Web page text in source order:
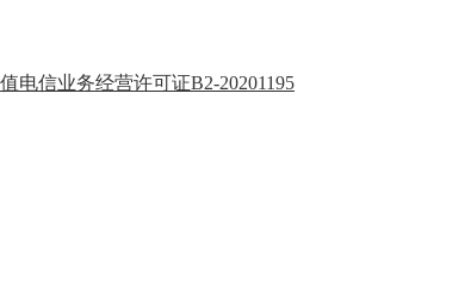
电信业务经营许可证B2-20201195